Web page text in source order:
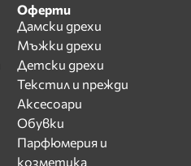
Оферти
Дамски дрехи
Мъжки дрехи
Детски дрехи
Текстил и прежди
Аксесоари
Обувки
Парфюмерия и
козметика